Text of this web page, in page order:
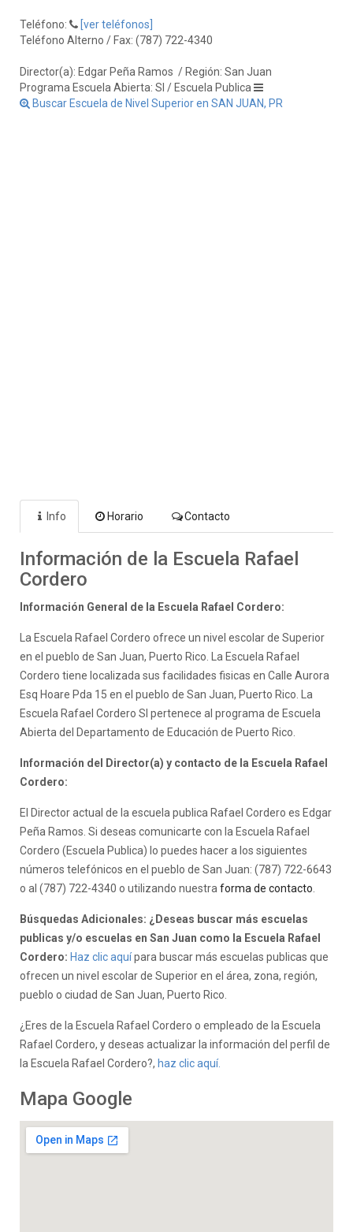
Teléfono:
[ver teléfonos]
Teléfono Alterno / Fax: (787) 722-4340
Director(a): Edgar Peña Ramos / Región: San Juan
Programa Escuela Abierta: SI / Escuela Publica
Buscar Escuela de Nivel Superior en SAN JUAN, PR
Info Horario Contacto
Información de la Escuela Rafael
Cordero
Información General de la Escuela Rafael Cordero:
La Escuela Rafael Cordero ofrece un nivel escolar de Superior
en el pueblo de San Juan, Puerto Rico. La Escuela Rafael
Cordero tiene localizada sus facilidades fisicas en Calle Aurora
Esq Hoare Pda 15 en el pueblo de San Juan, Puerto Rico. La
Escuela Rafael Cordero SI pertenece al programa de Escuela
Abierta del Departamento de Educación de Puerto Rico.
Información del Director(a) y contacto de la Escuela Rafael
Cordero:
El Director actual de la escuela publica Rafael Cordero es Edgar
Peña Ramos. Si deseas comunicarte con la Escuela Rafael
Cordero (Escuela Publica) lo puedes hacer a los siguientes
números telefónicos en el pueblo de San Juan: (787) 722-6643
o al (787) 722-4340 o utilizando nuestra forma de contacto
Búsquedas Adicionales: ¿Deseas buscar más escuelas
publicas y/o escuelas en San Juan como la Escuela Rafael
Cordero: Haz clic aquípara buscar más escuelas publicas que
ofrecen un nivel escolar de Superior en el área, zona, región,
pueblo o ciudad de San Juan, Puerto Rico.
¿Eres de la Escuela Rafael Cordero o empleado de la Escuela
Rafael Cordero, y deseas actualizar la información del perfil de
la Escuela Rafael Cordero?, haz clic aquí.
Mapa Google